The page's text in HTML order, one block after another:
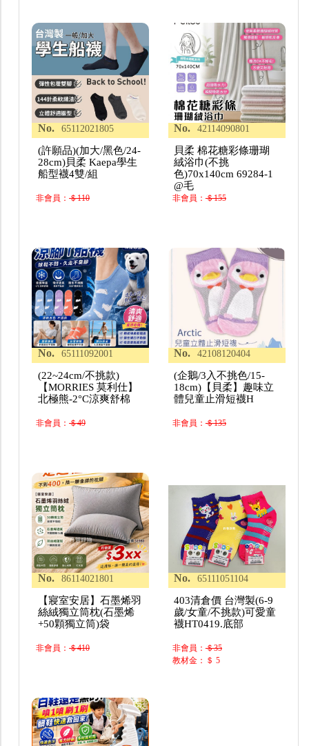
No. 65112021805
(許願品)(加大/黑色/24-
28cm)貝柔 Kaepa學生
船型襪4雙/組
非會員：＄110
No. 42114090801
貝柔 棉花糖彩條珊瑚
絨浴巾(不挑
色)70x140cm 69284-1
@毛
非會員：＄155
No. 65111092001
(22~24cm/不挑款)
【MORRIES 莫利仕】
北極熊-2°C涼爽舒棉
非會員：＄49
No. 42108120404
(企鵝/3入不挑色/15-
18cm)【貝柔】趣味立
體兒童止滑短襪H
非會員：＄135
No. 86114021801
【寢室安居】石墨烯羽
絲絨獨立筒枕(石墨烯
+50顆獨立筒)袋
非會員：＄410
No. 65111051104
403清倉價 台灣製(6-9
歲/女童/不挑款)可愛童
襪HT0419.底部
非會員：＄35
教材金：＄ 5